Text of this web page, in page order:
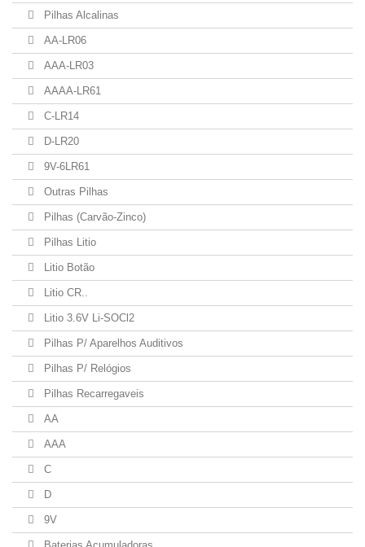
Pilhas Alcalinas
AA-LR06
AAA-LR03
AAAA-LR61
C-LR14
D-LR20
9V-6LR61
Outras Pilhas
Pilhas (Carvão-Zinco)
Pilhas Litio
Litio Botão
Litio CR..
Litio 3.6V Li-SOCl2
Pilhas P/ Aparelhos Auditivos
Pilhas P/ Relógios
Pilhas Recarregaveis
AA
AAA
C
D
9V